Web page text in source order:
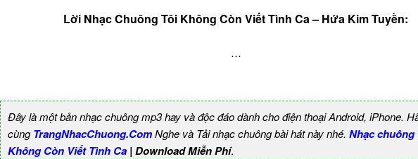
Lời Nhạc Chuông Tôi Không Còn Viết Tình Ca – Hứa Kim Tuyền:
…
Đây là một bản nhạc chuông mp3 hay và độc đáo dành cho điện thoại Android, iPhone.
cùngTrangNhacChuong.ComNghe và Tải nhạc chuông bài hát này nhé. Nhạc chuông
Không Còn Viết Tình Ca | Download Miễn Phí.